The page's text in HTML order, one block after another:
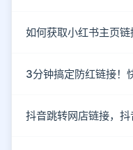
如何获取小红书主页链
抖音跳转网店链接，